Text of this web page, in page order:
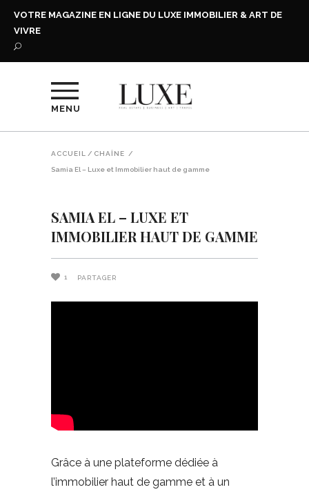
VOTRE MAGAZINE EN LIGNE DU LUXE IMMOBILIER & ART DE
VIVRE
MENU
ACCUEIL / CHAÎNE /
Samia El – Luxe et Immobilier haut de gamme
SAMIA EL – LUXE ET
IMMOBILIER HAUT DE GAMME
1 PARTAGER
Grâce à une plateforme dédiée à
l’immobilier haut de gamme et à un